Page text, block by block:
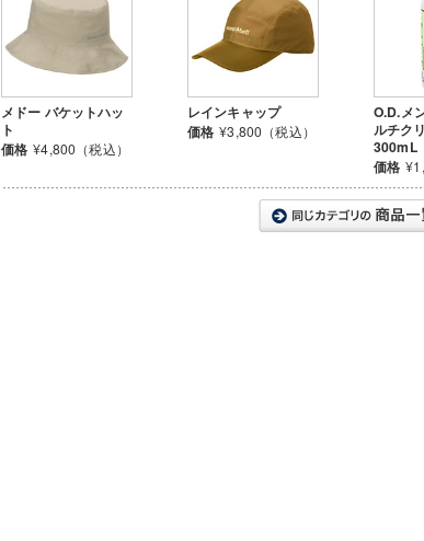
メドー バケットハッ
ト
価格 ¥4,800（税込）
レインキャップ
価格 ¥3,800（税込）
O.D.メ
ルチク
300mL
価格